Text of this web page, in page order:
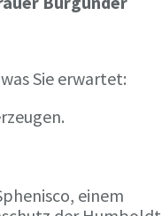
Sie erwartet:
einem